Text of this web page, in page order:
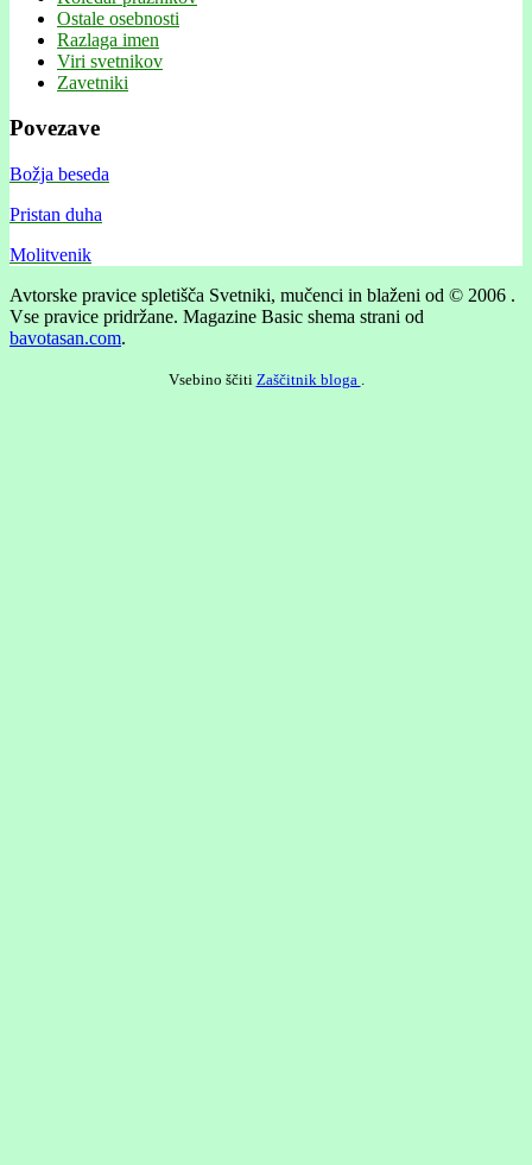
Ostale osebnosti
Razlaga imen
Viri svetnikov
Zavetniki
Povezave
Božja beseda
Pristan duha
Molitvenik
Avtorske pravice spletišča Svetniki, mučenci in blaženi od © 2006 .
Vse pravice pridržane. Magazine Basic shema strani od
bavotasan.com.
Vsebino ščiti Zaščitnik bloga